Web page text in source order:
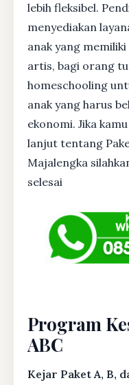
lebih fleksibel.
menyediakan
anak yang
artis, bagi orang
homeschooling
anak yang harus
ekonomi. Jika
lanjut tentang
Majalengka
selesai
Program
ABC
Kejar Paket A, B,